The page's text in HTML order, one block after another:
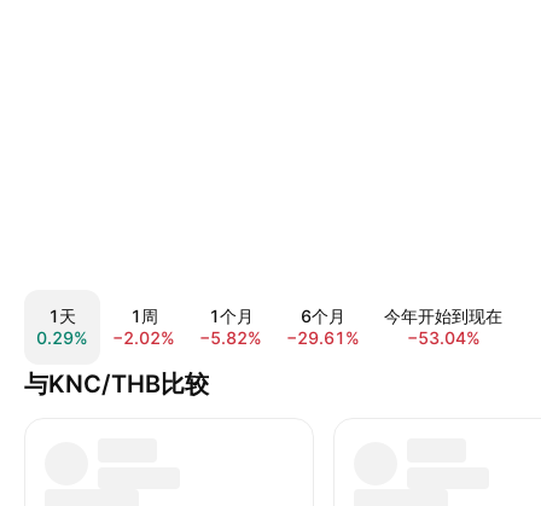
1天
0.29%
1周
−2.02%
1个月
−5.82%
6个月
−29.61%
今年开始到现在
−53.04%
与KNC/THB比较